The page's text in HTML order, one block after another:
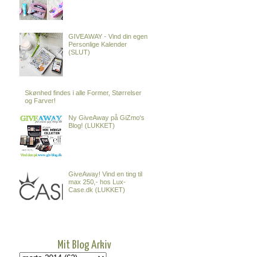
GIVEAWAY - Vind din egen
Personlige Kalender
(SLUT)
Skønhed findes i alle Former, Størrelser
og Farver!
Ny GiveAway på GiZmo's
Blog! (LUKKET)
GiveAway! Vind en ting til
max 250,- hos Lux-
Case.dk (LUKKET)
Mit Blog Arkiv